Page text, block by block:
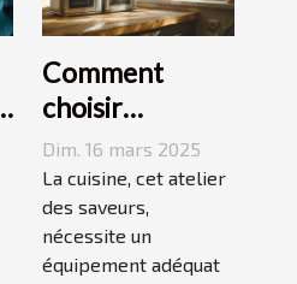
Comment
choisir
l'équipement
de cuisine idéal
pour vos
recettes
Dim. 16 mars 2025
La cuisine, cet atelier
des saveurs,
nécessite un
équipement adéquat